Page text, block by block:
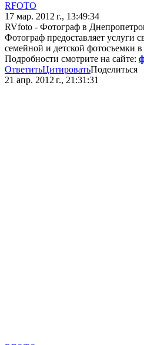
RFOTO
17 мар. 2012 г., 13:49:34
RVfoto - Фотограф в
Фотограф предоставляет услуги
семейной и детской фотосъемки
Подробности смотрите на сайте:
ОтветитьЦитироватьПоделиться
21 апр. 2012 г., 21:31:31